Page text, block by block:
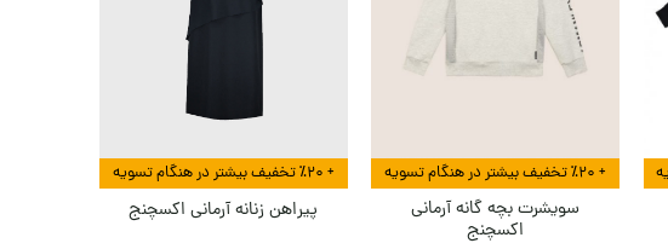
+ ٪۲۰ تخفیف بیشتر در هنگام تسویه
سویشرت بچه گانه آرمانی
اکسچنج
+ ٪۲۰ تخفیف بیشتر در هنگام تسویه
پیراهن زنانه آرمانی اکسچنج